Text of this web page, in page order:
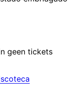
geen tickets